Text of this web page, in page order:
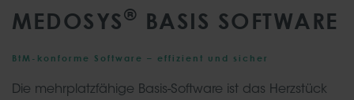
MEDOSYS® BASIS SOFTWARE
BtM-konforme Software – effizient und sicher
Die mehrplatzfähige Basis-Software ist das Herzstück